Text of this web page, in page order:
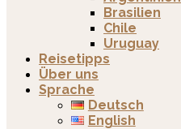
Brasilien
Chile
Uruguay
Reisetipps
Über uns
Sprache
Deutsch
English